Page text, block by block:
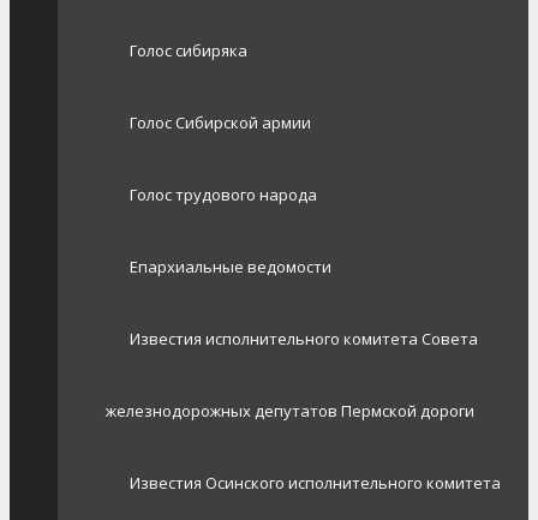
Голос сибиряка
Голос Сибирской армии
Голос трудового народа
Епархиальные ведомости
Известия исполнительного комитета Совета
железнодорожных депутатов Пермской дороги
Известия Осинского исполнительного комитета